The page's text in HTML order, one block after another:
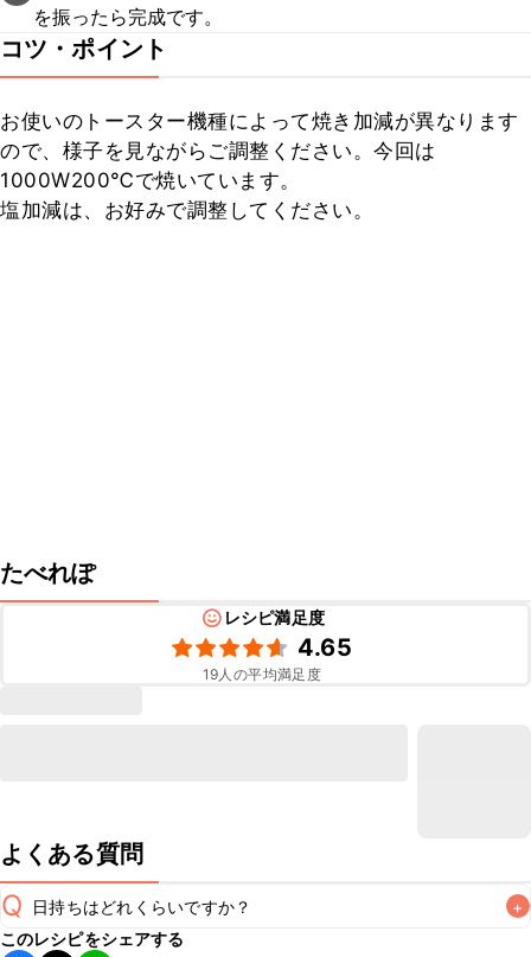
を振ったら完成です。
コツ・ポイント
お使いのトースター機種によって焼き加減が異なります
ので、様子を見ながらご調整ください。今回は
1000W200℃で焼いています。
塩加減は、お好みで調整してください。
たべれぽ
レシピ満足度
4.65
19人の平均満足度
よくある質問
Q 日持ちはどれくらいですか？ +
このレシピをシェアする